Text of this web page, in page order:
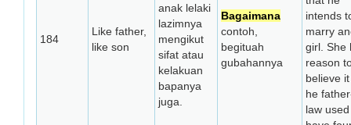
184
Like father,
like son
anak lelaki
lazimnya
mengikut
sifat atau
kelakuan
bapanya
juga.
Bagaimana
contoh,
begituah
gubahannya
intends
marry
girl. She
reason
believe
he
law